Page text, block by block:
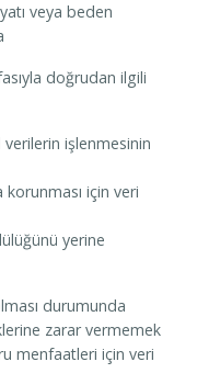
veya beden
doğrudan ilgili
işlenmesinin
korunması için veri
yerine
durumunda
zarar vermemek
menfaatleri için veri